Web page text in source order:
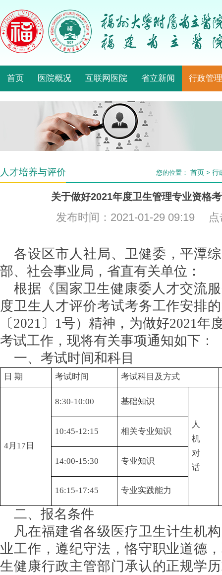
首页 医院概况 互联网医院 省立新闻 行政管理
人才培养与评价 您的位置： 首页 > 行
关于做好2021年度卫生管理专业资格
发布时间：2021-01-29 09:19 点
各设区市人社局、卫健委，平潭
部、社会事业局，省直有关单位：
根据《国家卫生健康委人才交流
度卫生人才评价考试考务工作安排
〔2021〕1号）精神，为做好2021年
考试工作，现将有关事项通知如下：
一、考试时间和科目
日 期 考试时间 考试科目及方式
4月17日
8:30-10:00 基础知识
人
机
对
话
10:45-12:15 相关专业知识
14:00-15:30 专业知识
16:15-17:45 专业实践能力
二、报名条件
凡在福建省各级医疗卫生计生机
业工作，遵纪守法，恪守职业道德
生健康行政主管部门承认的正规学